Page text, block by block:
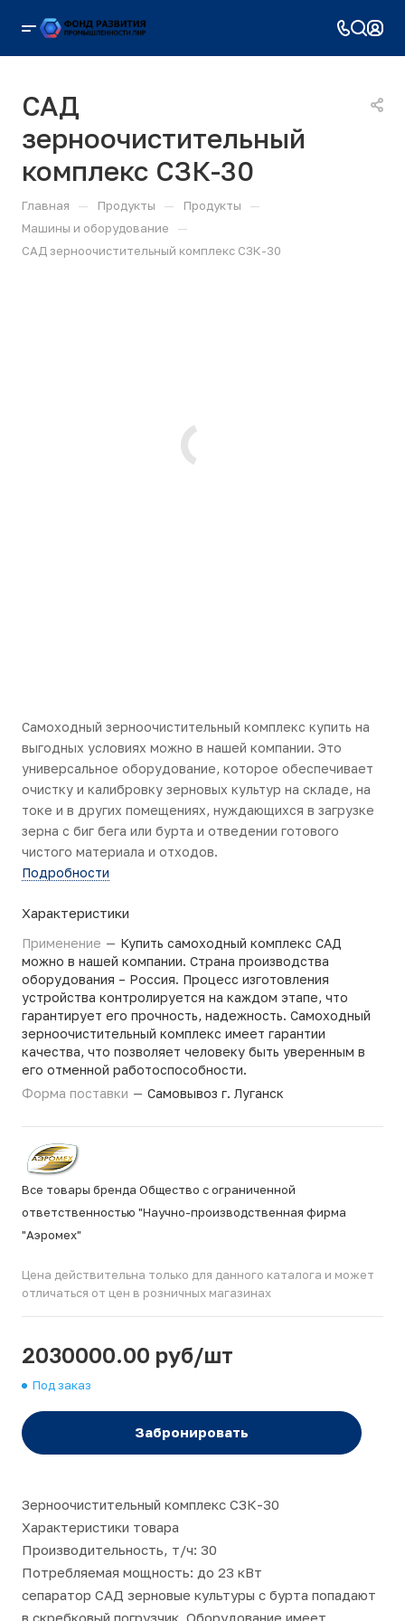
САД
зерноочистительный
комплекс СЗК-30
Главная — Продукты — Продукты —
Машины и оборудование —
САД зерноочистительный комплекс СЗК-30
Самоходный зерноочистительный комплекс купить на
выгодных условиях можно в нашей компании. Это
универсальное оборудование, которое обеспечивает
очистку и калибровку зерновых культур на складе, на
токе и в других помещениях, нуждающихся в загрузке
зерна с биг бега или бурта и отведении готового
чистого материала и отходов.
Подробности
Характеристики
Применение — Купить самоходный комплекс САД
можно в нашей компании. Страна производства
оборудования – Россия. Процесс изготовления
устройства контролируется на каждом этапе, что
гарантирует его прочность, надежность. Самоходный
зерноочистительный комплекс имеет гарантии
качества, что позволяет человеку быть уверенным в
его отменной работоспособности.
Форма поставки — Самовывоз г. Луганск
Все товары бренда Общество с ограниченной
ответственностью "Научно-производственная фирма
"Аэромех"
Цена действительна только для данного каталога и может
отличаться от цен в розничных магазинах
2030000.00 руб/шт
Под заказ
Забронировать
Зерноочистительный комплекс СЗК-30
Характеристики товара
Производительность, т/ч: 30
Потребляемая мощность: до 23 кВт
сепаратор САД зерновые культуры с бурта попадают
в скребковый погрузчик. Оборудование имеет